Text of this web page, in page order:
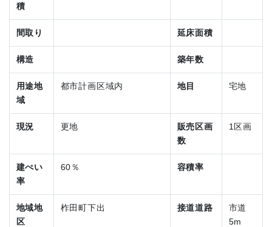
積
間取り 延床面積
構造 築年数
用途地
域
都市計画区域内 地目 宅地
現況 更地
販売区画
数
1区画
建ぺい
率
60％ 容積率
地域地
区
柞田町下出 接道道路
市道
5m